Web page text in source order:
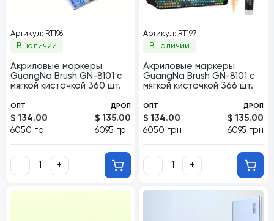
Артикул: RT196
В наличии
Акриловые маркеры
GuangNa Brush GN-8101 с
мягкой кисточкой 360 шт.
ОПТ
$ 134.00
6050 грн
ДРОП
$ 135.00
6095 грн
- +
Артикул: RT197
В наличии
Акриловые маркеры
GuangNa Brush GN-8101 с
мягкой кисточкой 366 шт.
ОПТ
$ 134.00
6050 грн
ДРОП
$ 135.00
6095 грн
- +